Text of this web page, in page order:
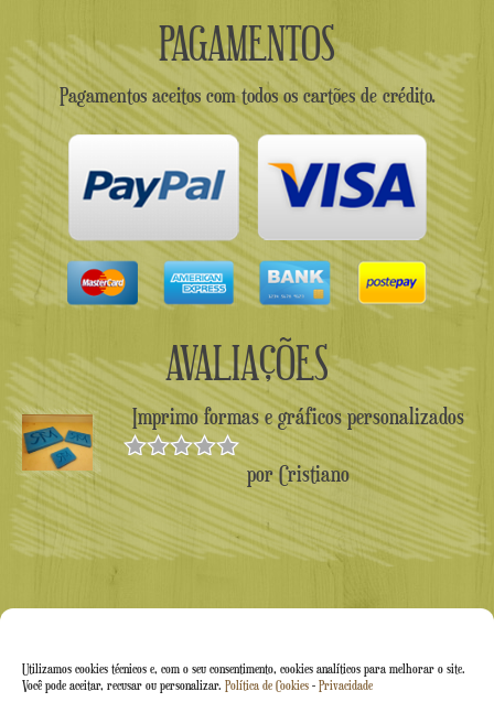
Utilizamos cookies técnicos e, com o seu consentimento, cookies analíticos para melhorar o site.
Você pode aceitar, recusar ou personalizar. Política de Cookies - Privacidade
PAGAMENTOS
Pagamentos aceitos com todos os cartões de crédito.
AVALIAÇÕES
Imprimo formas e gráficos personalizados
Avaliado
como5de
5
por Cristiano